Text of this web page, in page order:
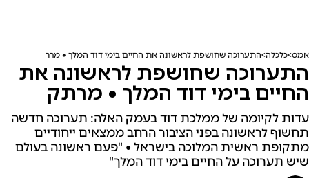
אמס כלכלה התערוכה שחושפת לראשונה את החיים בימי דוד המלך • מרתק
התערוכה שחושפת לראשונה את
החיים בימי דוד המלך • מרתק
עדות לקיומה של ממלכת דוד בעמק האלה: תערוכה חדשה
תחשוף לראשונה בפני הציבור הרחב ממצאים ייחודיים
מתקופת ראשית המלוכה בישראל • "פעם ראשונה בעולם
שיש תערוכה על החיים בימי דוד המלך"